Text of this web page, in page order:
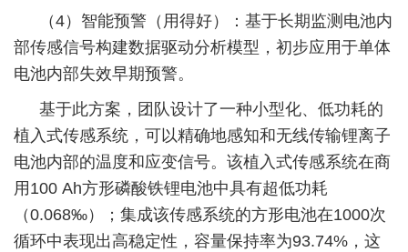
（4）智能预警（用得好）：基于长期监测电池内
部传感信号构建数据驱动分析模型，初步应用于单体
电池内部失效早期预警。
基于此方案，团队设计了一种小型化、低功耗的
植入式传感系统，可以精确地感知和无线传输锂离子
电池内部的温度和应变信号。该植入式传感系统在商
用100 Ah方形磷酸铁锂电池中具有超低功耗
（0.068‰）；集成该传感系统的方形电池在1000次
循环中表现出高稳定性，容量保持率为93.74%，这